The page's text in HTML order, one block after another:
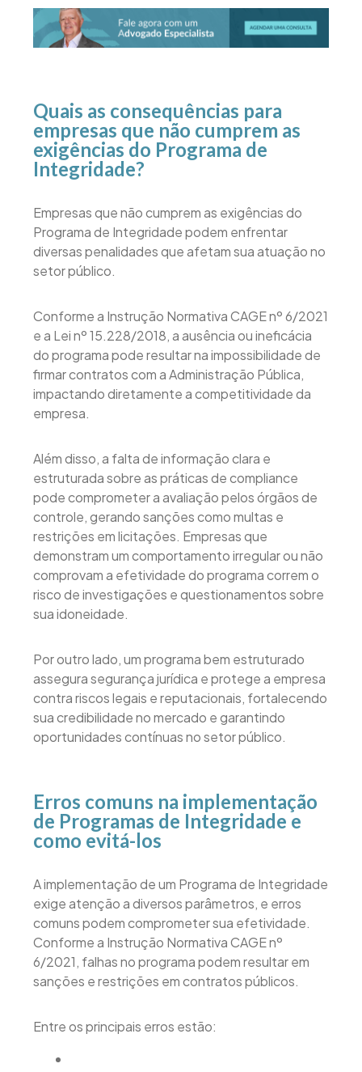
Quais as consequências para
empresas que não cumprem as
exigências do Programa de
Integridade?
Empresas que não cumprem as exigências do
Programa de Integridade podem enfrentar
diversas penalidades que afetam sua atuação no
setor público.
Conforme a Instrução Normativa CAGE nº 6/2021
e a Lei nº 15.228/2018, a ausência ou ineficácia
do programa pode resultar na impossibilidade de
firmar contratos com a Administração Pública,
impactando diretamente a competitividade da
empresa.
Além disso, a falta de informação clara e
estruturada sobre as práticas de compliance
pode comprometer a avaliação pelos órgãos de
controle, gerando sanções como multas e
restrições em licitações. Empresas que
demonstram um comportamento irregular ou não
comprovam a efetividade do programa correm o
risco de investigações e questionamentos sobre
sua idoneidade.
Por outro lado, um programa bem estruturado
assegura segurança jurídica e protege a empresa
contra riscos legais e reputacionais, fortalecendo
sua credibilidade no mercado e garantindo
oportunidades contínuas no setor público.
Erros comuns na implementação
de Programas de Integridade e
como evitá-los
A implementação de um Programa de Integridade
exige atenção a diversos parâmetros, e erros
comuns podem comprometer sua efetividade.
Conforme a Instrução Normativa CAGE nº
6/2021, falhas no programa podem resultar em
sanções e restrições em contratos públicos.
Entre os principais erros estão: